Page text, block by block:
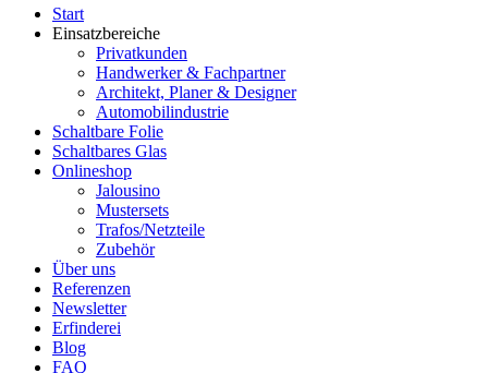
Start
Einsatzbereiche
Privatkunden
Handwerker & Fachpartner
Architekt, Planer & Designer
Automobilindustrie
Schaltbare Folie
Schaltbares Glas
Onlineshop
Jalousino
Mustersets
Trafos/Netzteile
Zubehör
Über uns
Referenzen
Newsletter
Erfinderei
Blog
FAQ